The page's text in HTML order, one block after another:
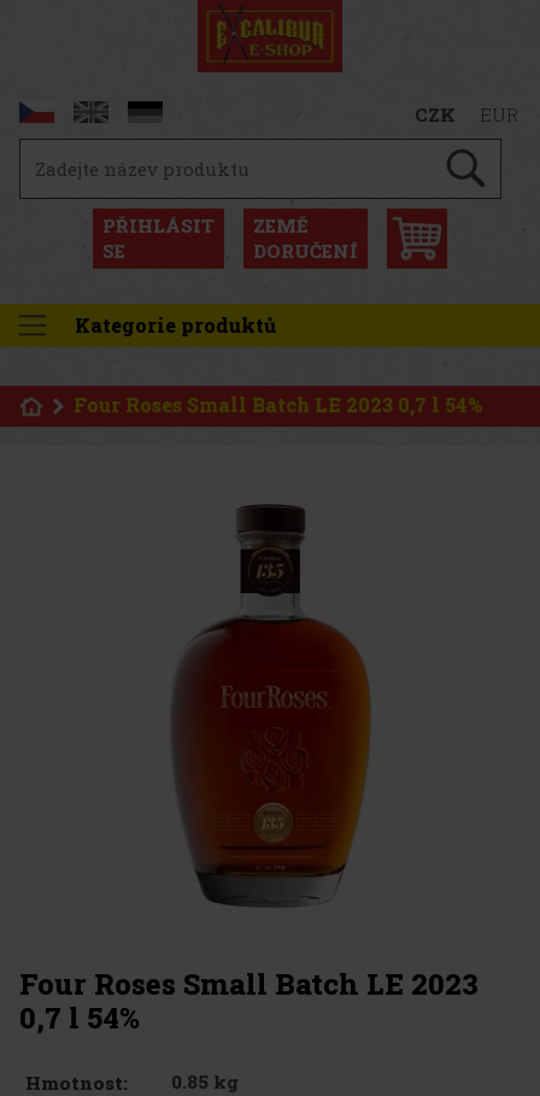
CZK EUR
PŘIHLÁSIT
SE
ZEMĚ
DORUČENÍ
Kategorie produktů
Four Roses Small Batch LE 2023 0,7 l 54%
Four Roses Small Batch LE 2023
0,7 l 54%
Hmotnost:
0.85 kg